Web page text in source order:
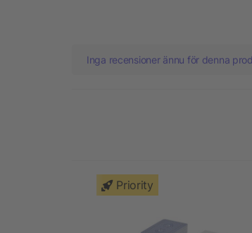
Inga recensioner ännu för denna
Priority